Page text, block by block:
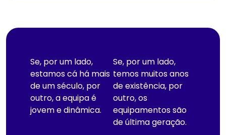
Se, por um lado,
estamos cá há mais
de um século, por
outro, a equipa é
jovem e dinâmica.
Se, por um lado,
temos muitos anos
de existência, por
outro, os
equipamentos são
de última geração.